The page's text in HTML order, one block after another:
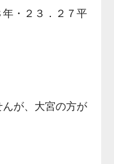
年・２３．２７平
が、大宮の方が